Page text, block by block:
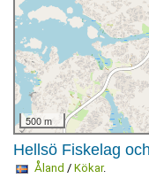
500 m
Hellsö Fiskelag
Åland / Kökar.